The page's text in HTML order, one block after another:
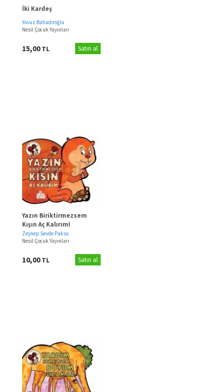
İki Kardeş
Yavuz Bahadıroğlu
Nesil Çocuk Yayınları
15,00TL Satın al
Yazın Biriktirmezsem
Kışın Aç Kalırım!
Zeynep Sevde Paksu
Nesil Çocuk Yayınları
10,00TL Satın al